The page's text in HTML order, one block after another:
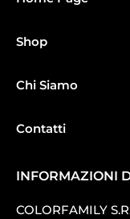
Shop
Chi Siamo
Contatti
INFORMAZIONI
COLORFAMILY